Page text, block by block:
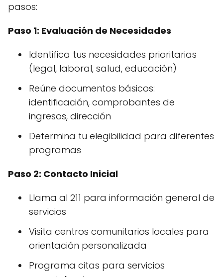
pasos:
Paso 1: Evaluación de Necesidades
Identifica tus necesidades prioritarias
(legal, laboral, salud, educación)
Reúne documentos básicos:
identificación, comprobantes de
ingresos, dirección
Determina tu elegibilidad para diferentes
programas
Paso 2: Contacto Inicial
Llama al 211 para información general de
servicios
Visita centros comunitarios locales para
orientación personalizada
Programa citas para servicios